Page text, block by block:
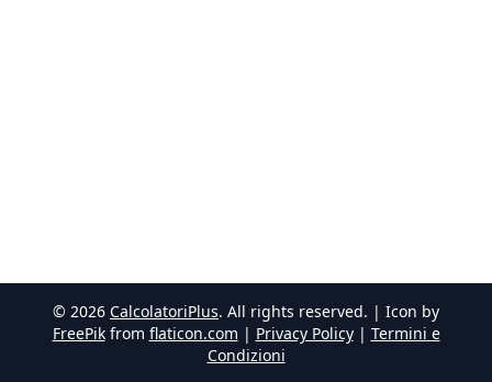
© 2026 CalcolatoriPlus. All rights reserved. | Icon by
FreePik from flaticon.com | Privacy Policy| Termini e
Condizioni